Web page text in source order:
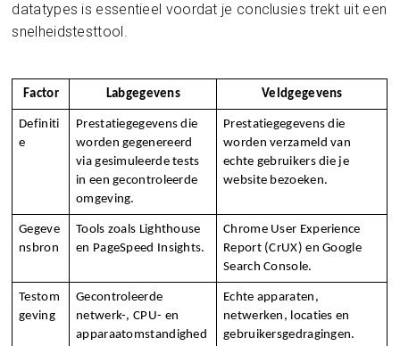
datatypes is essentieel voordat je conclusies trekt uit een
snelheidstesttool.
Factor Labgegevens Veldgegevens
Definiti
e
Prestatiegegevens die
worden gegenereerd
via gesimuleerde tests
in een gecontroleerde
omgeving.
Prestatiegegevens die
worden verzameld van
echte gebruikers die je
website bezoeken.
Gegeve
nsbron
Tools zoals Lighthouse
en PageSpeed Insights.
Chrome User Experience
Report (CrUX) en Google
Search Console.
Testom
geving
Gecontroleerde
netwerk-, CPU- en
apparaatomstandighed
Echte apparaten,
netwerken, locaties en
gebruikersgedragingen.